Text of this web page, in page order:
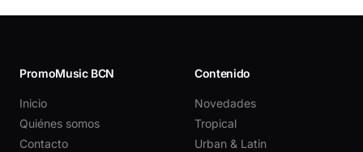
PromoMusic BCN
Inicio
Quiénes somos
Contacto
Contenido
Novedades
Tropical
Urban & Latin